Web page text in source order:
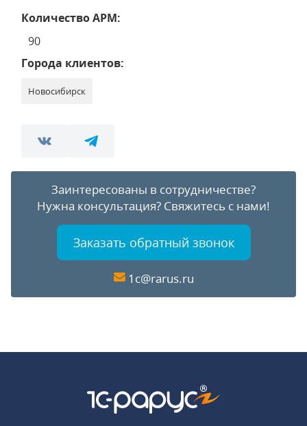
Количество АРМ:
90
Города клиентов:
Новосибирск
Заинтересованы в сотрудничестве?
Нужна консультация? Свяжитесь с нами!
Заказать обратный звонок
1c@rarus.ru